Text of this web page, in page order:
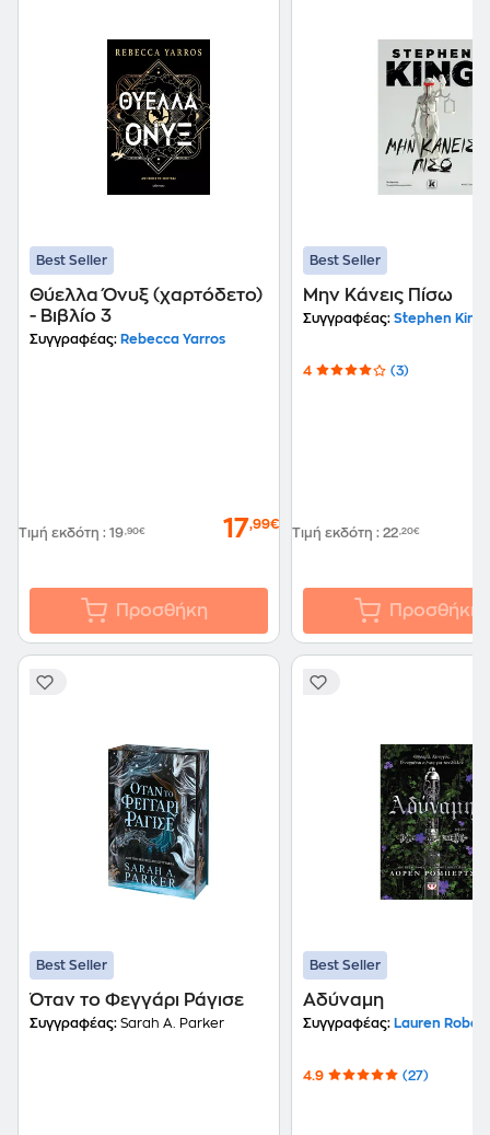
Best Seller
Θύελλα Όνυξ (χαρτόδετο)
- Βιβλίο 3
Συγγραφέας: Rebecca Yarros
Τιμή εκδότη : 19,90€ 17,99€
Προσθήκη
Best Seller
Μην Κάνεις Πίσω
Συγγραφέας: Stephen King
4 (3)
Τιμή εκδότη : 22,20€
Προσθήκη
Best Seller
Όταν το Φεγγάρι Ράγισε
Συγγραφέας: Sarah A. Parker
Best Seller
Αδύναμη
Συγγραφέας: Lauren
4.9 (27)